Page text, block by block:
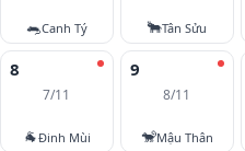
🐀Canh Tý 🐂Tân Sửu
8
7/11
🐐Đinh Mùi
9
8/11
🐒Mậu Thân